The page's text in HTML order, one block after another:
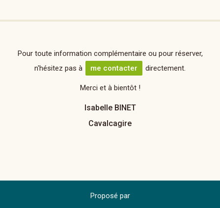
Pour toute information complémentaire ou pour réserver,
n'hésitez pas à
me contacter directement.
Merci et à bientôt !
Isabelle BINET
Cavalcagire
Proposé par